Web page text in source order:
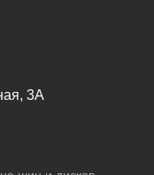
3А